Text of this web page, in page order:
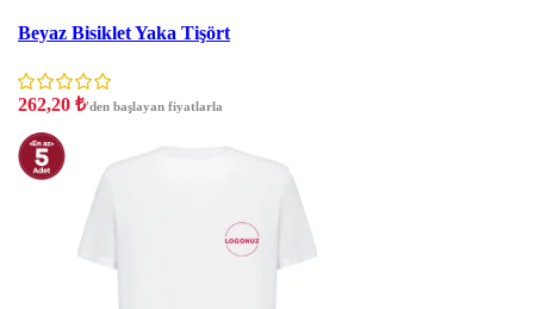
Beyaz Bisiklet Yaka Tişört
262,20 ₺'den başlayan fiyatlarla